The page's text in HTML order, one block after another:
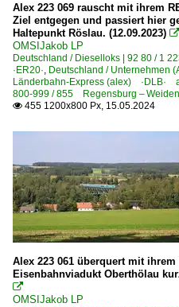
Alex 223 069 rauscht mit ihrem
Ziel entgegen und passiert hier
Haltepunkt Röslau. (12.09.2023) 
OMSIJakob LP
Deutschland / Dieselloks | 92 80 / 1
·ER20·, Deutschland / Unternehmen
Länderbahn-Express (alex) ·DLB·
800-999 / 855 Regensburg –
 455 1200x800 Px, 15.05.2024
Alex 223 061 überquert mit
Eisenbahnviadukt Oberthölau

OMSIJakob LP